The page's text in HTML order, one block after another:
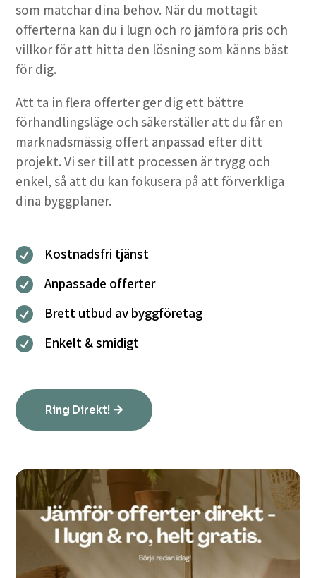
som matchar dina behov. När du mottagit
offerterna kan du i lugn och ro jämföra pris och
villkor för att hitta den lösning som känns bäst
för dig.
Att ta in flera offerter ger dig ett bättre
förhandlingsläge och säkerställer att du får en
marknadsmässig offert anpassad efter ditt
projekt. Vi ser till att processen är trygg och
enkel, så att du kan fokusera på att förverkliga
dina byggplaner.
 Kostnadsfri tjänst
 Anpassade offerter
 Brett utbud av byggföretag
 Enkelt & smidigt
Ring Direkt!